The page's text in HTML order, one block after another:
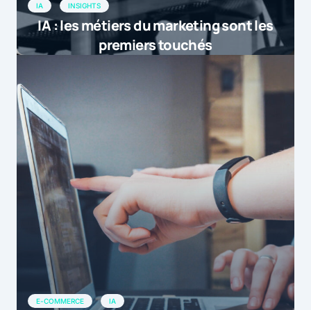
IA INSIGHTS
IA : les métiers du marketing sont les
premiers touchés
E-COMMERCE IA